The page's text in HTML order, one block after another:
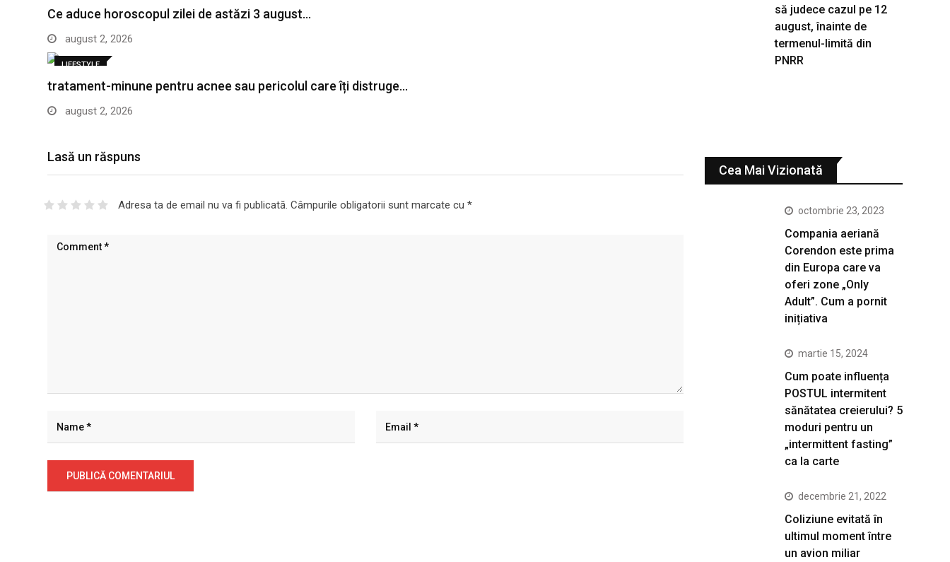
Ce aduce horoscopul zilei de astăzi 3 august…
august 2, 2026
LIFESTYLE
tratament-minune pentru acnee sau pericolul care îți distruge…
august 2, 2026
Lasă un răspuns
Adresa ta de email nu va fi publicată. Câmpurile obligatorii sunt marcate cu *
să judece cazul pe 12
august, înainte de
termenul-limită din
PNRR
Cea Mai Vizionată
octombrie 23, 2023
Compania aeriană
Corendon este prima
din Europa care va
oferi zone „Only
Adult”. Cum a pornit
inițiativa
martie 15, 2024
Cum poate influența
POSTUL intermitent
sănătatea creierului? 5
moduri pentru un
„intermittent fasting”
ca la carte
decembrie 21, 2022
Coliziune evitată în
ultimul moment între
un avion miliar